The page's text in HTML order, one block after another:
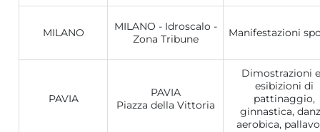
MILANO
MILANO - Idroscalo -
Zona Tribune
Manifestazioni
PAVIA
PAVIA
Piazza della Vittoria
Dimostrazioni
esibizioni di
pattinaggio,
ginnastica,
aerobica,